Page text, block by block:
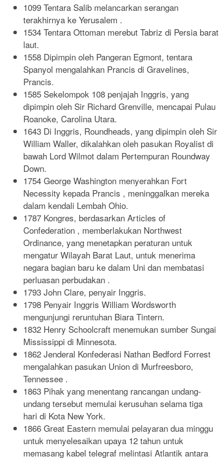
1099 Tentara Salib melancarkan serangan
terakhirnya ke Yerusalem .
1534 Tentara Ottoman merebut Tabriz di Persia barat
laut.
1558 Dipimpin oleh Pangeran Egmont, tentara
Spanyol mengalahkan Prancis di Gravelines,
Prancis.
1585 Sekelompok 108 penjajah Inggris, yang
dipimpin oleh Sir Richard Grenville, mencapai Pulau
Roanoke, Carolina Utara.
1643 Di Inggris, Roundheads, yang dipimpin oleh Sir
William Waller, dikalahkan oleh pasukan Royalist di
bawah Lord Wilmot dalam Pertempuran Roundway
Down.
1754 George Washington menyerahkan Fort
Necessity kepada Prancis , meninggalkan mereka
dalam kendali Lembah Ohio.
1787 Kongres, berdasarkan Articles of
Confederation , memberlakukan Northwest
Ordinance, yang menetapkan peraturan untuk
mengatur Wilayah Barat Laut, untuk menerima
negara bagian baru ke dalam Uni dan membatasi
perluasan perbudakan .
1793 John Clare, penyair Inggris.
1798 Penyair Inggris William Wordsworth
mengunjungi reruntuhan Biara Tintern.
1832 Henry Schoolcraft menemukan sumber Sungai
Mississippi di Minnesota.
1862 Jenderal Konfederasi Nathan Bedford Forrest
mengalahkan pasukan Union di Murfreesboro,
Tennessee .
1863 Pihak yang menentang rancangan undang-
undang tersebut memulai kerusuhan selama tiga
hari di Kota New York.
1866 Great Eastern memulai pelayaran dua minggu
untuk menyelesaikan upaya 12 tahun untuk
memasang kabel telegraf melintasi Atlantik antara